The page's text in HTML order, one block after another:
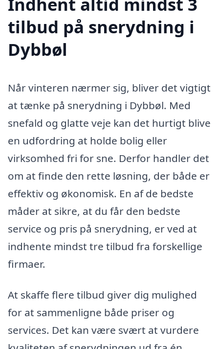
tilbud på snerydning i
Dybbøl
Når vinteren nærmer sig, bliver det vigtigt
at tænke på snerydning i Dybbøl. Med
snefald og glatte veje kan det hurtigt blive
en udfordring at holde bolig eller
virksomhed fri for sne. Derfor handler det
om at finde den rette løsning, der både er
effektiv og økonomisk. En af de bedste
måder at sikre, at du får den bedste
service og pris på snerydning, er ved at
indhente mindst tre tilbud fra forskellige
firmaer.
At skaffe flere tilbud giver dig mulighed
for at sammenligne både priser og
services. Det kan være svært at vurdere